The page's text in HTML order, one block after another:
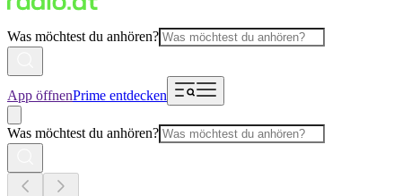
Was möchtest du anhören?
App öffnenPrime entdecken
Was möchtest du anhören?